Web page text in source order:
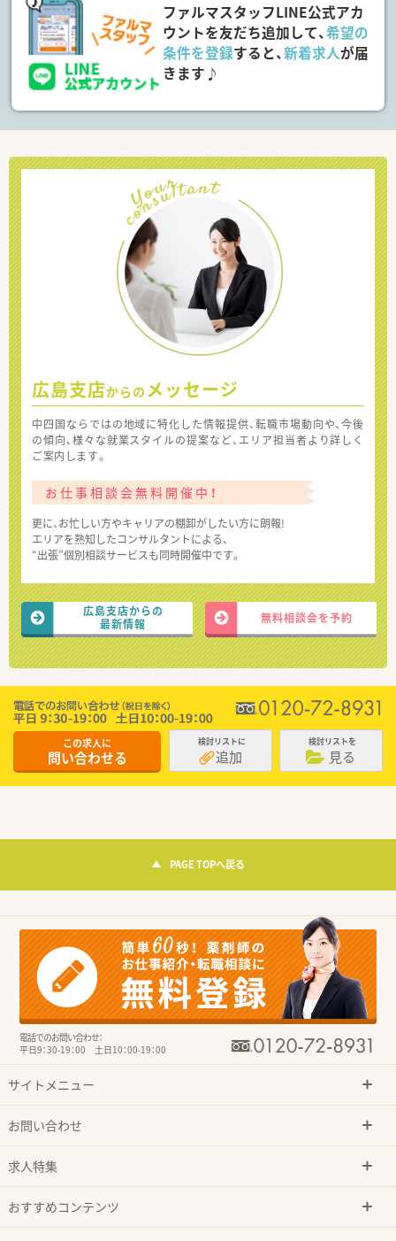
ファルマスタッフLINE公式アカ
ウントを友だち追加して、希望の
条件を登録すると、新着求人が届
きます♪
広島支店からの メッセージ
中四国ならではの地域に特化した情報提供、転職市場動向や、今後
の傾向、様々な就業スタイルの提案など、エリア担当者より詳しく
ご案内します。
お仕事相談会無料開催中！
更に、お忙しい方やキャリアの棚卸がしたい方に朗報!
エリアを熟知したコンサルタントによる、
“出張”個別相談サービスも同時開催中です。
広島支店からの
最新情報
無料相談会を予約
この求人に
問い合わせる
検討リストに
追加
検討リストを
見る
PAGE TOPへ戻る
電話でのお問い合わせ：
平日9：30-19：00 土日10：00-19：00
サイトメニュー
お問い合わせ
求人特集
おすすめコンテンツ